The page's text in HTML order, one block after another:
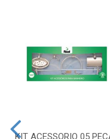
KIT ACESSORIO 05